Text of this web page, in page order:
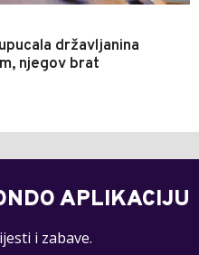
državljanina
njegov brat
APLIKACIJU
i zabave.